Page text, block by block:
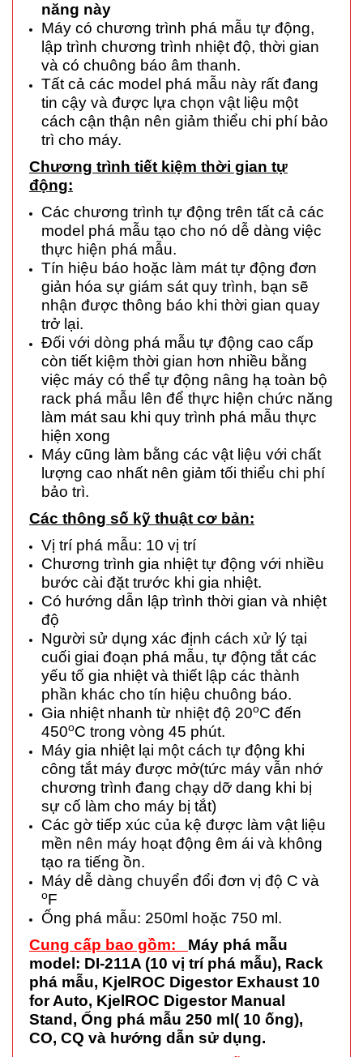
năng này
Máy có chương trình phá mẫu tự động,
lập trình chương trình nhiệt độ, thời gian
và có chuông báo âm thanh.
Tất cả các model phá mẫu này rất đang
tin cậy và được lựa chọn vật liệu một
cách cận thận nên giảm thiểu chi phí bảo
trì cho máy.
Chương trình tiết kiệm thời gian tự
động:
Các chương trình tự động trên tất cả các
model phá mẫu tạo cho nó dễ dàng việc
thực hiện phá mẫu.
Tín hiệu báo hoặc làm mát tự động đơn
giản hóa sự giám sát quy trình, bạn sẽ
nhận được thông báo khi thời gian quay
trở lại.
Đối với dòng phá mẫu tự động cao cấp
còn tiết kiệm thời gian hơn nhiều bằng
việc máy có thể tự động nâng hạ toàn bộ
rack phá mẫu lên để thực hiện chức năng
làm mát sau khi quy trình phá mẫu thực
hiện xong
Máy cũng làm bằng các vật liệu với chất
lượng cao nhất nên giảm tối thiểu chi phí
bảo trì.
Các thông số kỹ thuật cơ bản:
Vị trí phá mẫu: 10 vị trí
Chương trình gia nhiệt tự động với nhiều
bước cài đặt trước khi gia nhiệt.
Có hướng dẫn lập trình thời gian và nhiệt
độ
Người sử dụng xác định cách xử lý tại
cuối giai đoạn phá mẫu, tự động tắt các
yếu tố gia nhiệt và thiết lập các thành
phần khác cho tín hiệu chuông báo.
Gia nhiệt nhanh từ nhiệt độ 20oC đến
450oC trong vòng 45 phút.
Máy gia nhiệt lại một cách tự động khi
công tắt máy được mở(tức máy vẫn nhớ
chương trình đang chạy dỡ dang khi bị
sự cố làm cho máy bị tắt)
Các gờ tiếp xúc của kệ được làm vật liệu
mền nên máy hoạt động êm ái và không
tạo ra tiếng ồn.
Máy dễ dàng chuyển đổi đơn vị độ C và
oF
Ống phá mẫu: 250ml hoặc 750 ml.
Cung cấp bao gồm: Máy phá mẫu
model: DI-211A (10 vị trí phá mẫu), Rack
phá mẫu, KjelROC Digestor Exhaust 10
for Auto, KjelROC Digestor Manual
Stand, Ống phá mẫu 250 ml( 10 ống),
CO, CQ và hướng dẫn sử dụng.